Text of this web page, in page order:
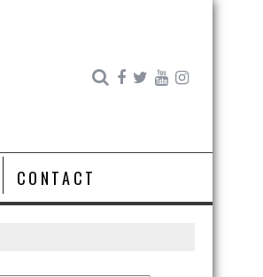
CONTACT